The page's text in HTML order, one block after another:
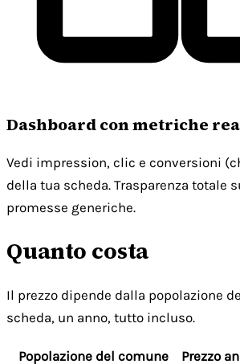
Dashboard con metriche
Vedi impression, clic e conversioni
della tua scheda. Trasparenza totale
promesse generiche.
Quanto costa
Il prezzo dipende dalla popolazione
scheda, un anno, tutto incluso.
Popolazione del comune
Prezzo